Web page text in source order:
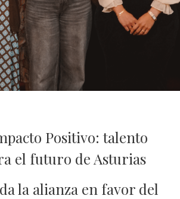
Positivo: talento
el futuro de Asturias
la alianza en favor del